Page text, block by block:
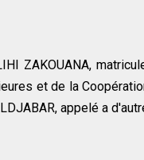
ZAKOUANA,
et de la
appelé a